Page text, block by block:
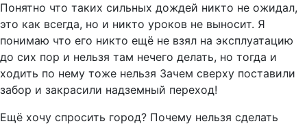
Понятно что таких сильных дождей никто не ожидал,
это как всегда, но и никто уроков не выносит. Я
понимаю что его никто ещё не взял на эксплуатацию
до сих пор и нельзя там нечего делать, но тогда и
ходить по нему тоже нельзя Зачем сверху поставили
забор и закрасили надземный переход!
Ещё хочу спросить город? Почему нельзя сделать